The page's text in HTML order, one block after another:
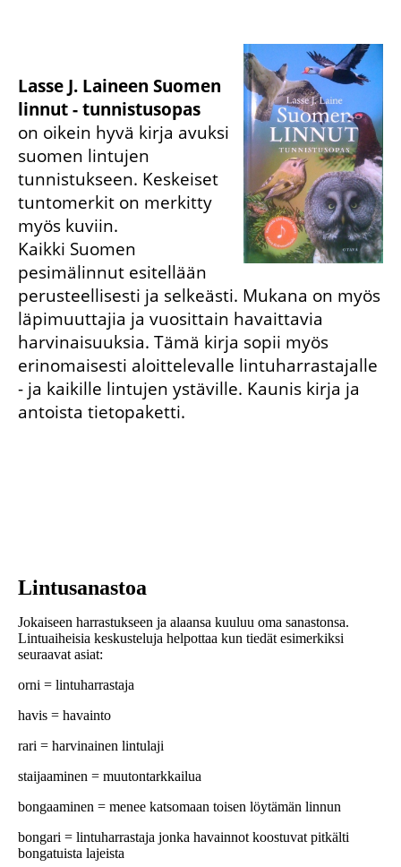
Lasse J. Laineen Suomen
linnut - tunnistusopas
on oikein hyvä kirja avuksi
suomen lintujen
tunnistukseen. Keskeiset
tuntomerkit on merkitty
myös kuviin.
Kaikki Suomen
pesimälinnut esitellään
perusteellisesti ja selkeästi. Mukana on myös
läpimuuttajia ja vuosittain havaittavia
harvinaisuuksia. Tämä kirja sopii myös
erinomaisesti aloittelevalle lintuharrastajalle
- ja kaikille lintujen ystäville. Kaunis kirja ja
antoista tietopaketti.
Lintusanastoa
Jokaiseen harrastukseen ja alaansa kuuluu oma sanastonsa.
Lintuaiheisia keskusteluja helpottaa kun tiedät esimerkiksi
seuraavat asiat:
orni = lintuharrastaja
havis = havainto
rari = harvinainen lintulaji
staijaaminen = muutontarkkailua
bongaaminen = menee katsomaan toisen löytämän linnun
bongari = lintuharrastaja jonka havainnot koostuvat pitkälti
bongatuista lajeista